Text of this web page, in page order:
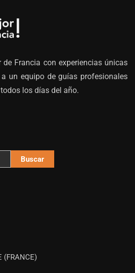
Francia con experiencias únicas
un equipo de guías profesionales
los días del año.
Buscar
(FRANCE)